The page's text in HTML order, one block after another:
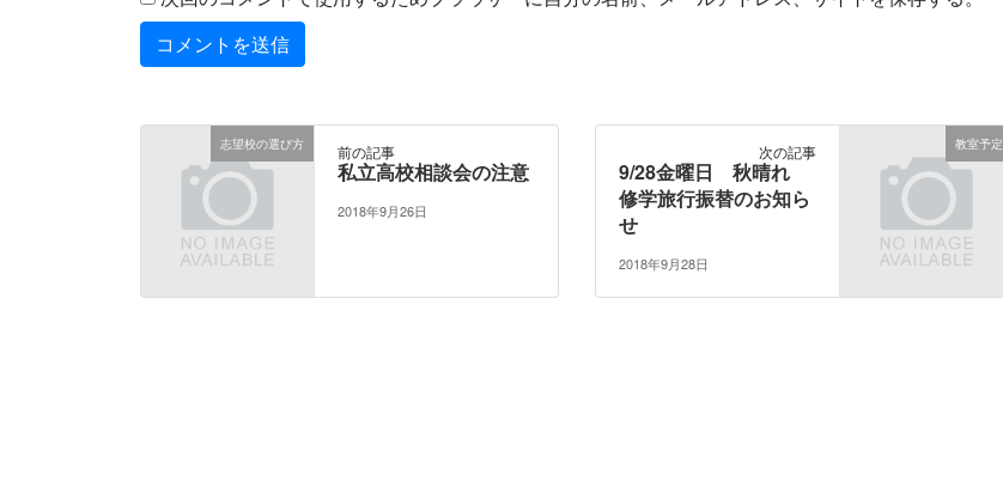
志望校の選び方 前の記事
私立高校相談会の注意
2018年9月26日
教室予定
次の記事
9/28金曜日 秋晴れ
修学旅行振替のお知ら
せ
2018年9月28日